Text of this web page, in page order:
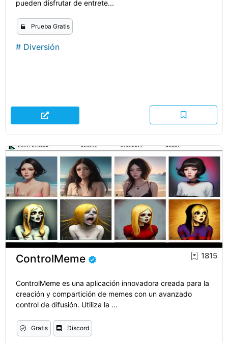
pueden disfrutar de entrete...
Prueba Gratis
# Diversión
ControlMeme 1815
ControlMeme es una aplicación innovadora creada para la
creación y compartición de memes con un avanzado
control de difusión. Utiliza la ...
Gratis Discord